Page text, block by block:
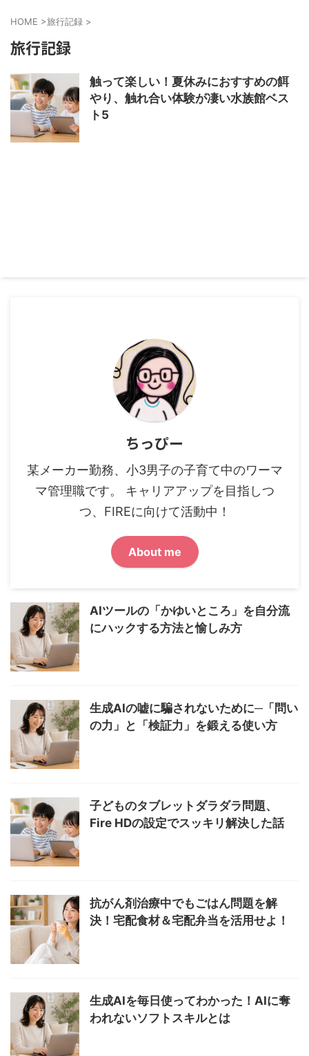
HOME >旅行記録 >
旅行記録
触って楽しい！夏休みにおすすめの餌
やり、触れ合い体験が凄い水族館ベス
ト5
ちっぴー
某メーカー勤務、小3男子の子育て中のワーマ
マ管理職です。 キャリアアップを目指しつ
つ、FIREに向けて活動中！
About me
AIツールの「かゆいところ」を自分流
にハックする方法と愉しみ方
生成AIの嘘に騙されないために─「問い
の力」と「検証力」を鍛える使い方
子どものタブレットダラダラ問題、
Fire HDの設定でスッキリ解決した話
抗がん剤治療中でもごはん問題を解
決！宅配食材＆宅配弁当を活用せよ！
生成AIを毎日使ってわかった！AIに奪
われないソフトスキルとは